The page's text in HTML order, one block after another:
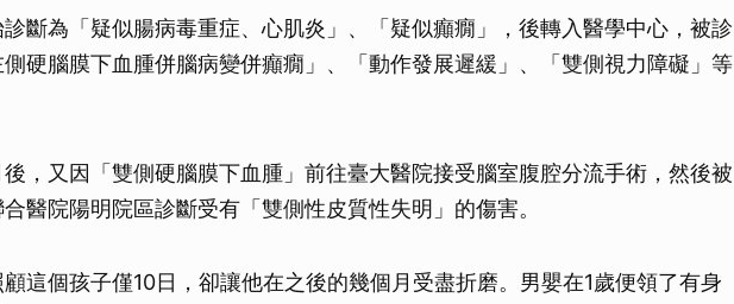
斷為「疑似腸病毒重症、心肌炎」、「疑似癲癇」，後轉入醫學中心，被診
硬腦膜下血腫併腦病變併癲癇」、「動作發展遲緩」、「雙側視力障礙」等
，又因「雙側硬腦膜下血腫」前往臺大醫院接受腦室腹腔分流手術，然後被
醫院陽明院區診斷受有「雙側性皮質性失明」的傷害。
這個孩子僅10日，卻讓他在之後的幾個月受盡折磨。男嬰在1歲便領了有身